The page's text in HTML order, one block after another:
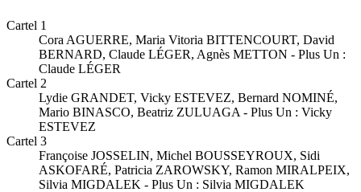
Cartel 1
Cora AGUERRE, Maria Vitoria BITTENCOURT, David
BERNARD, Claude LÉGER, Agnès METTON - Plus Un :
Claude LÉGER
Cartel 2
Lydie GRANDET, Vicky ESTEVEZ, Bernard NOMINÉ,
Mario BINASCO, Beatriz ZULUAGA - Plus Un : Vicky
ESTEVEZ
Cartel 3
Françoise JOSSELIN, Michel BOUSSEYROUX, Sidi
ASKOFARÉ, Patricia ZAROWSKY, Ramon MIRALPEIX,
Silvia MIGDALEK - Plus Un : Silvia MIGDALEK